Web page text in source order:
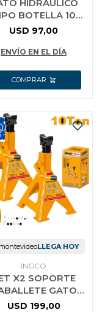
HIDRÁULICO
BOTELLA 10
INGCO HBJ1004
USD 97,00
ENVÍO EN EL DÍA
LLEGA HOY
INGCO
X2 SOPORTE
GATO
10TON
USD 199,00